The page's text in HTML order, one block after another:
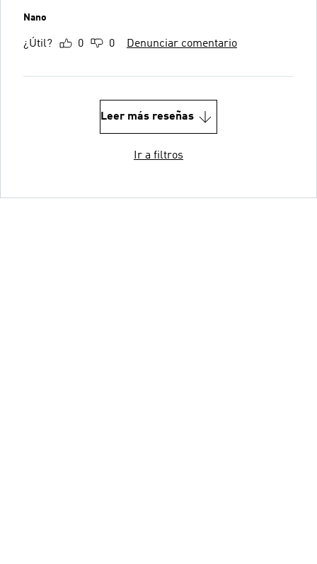
Nano
¿Útil? 0 0 Denunciar comentario
Leer más reseñas
Ir a filtros